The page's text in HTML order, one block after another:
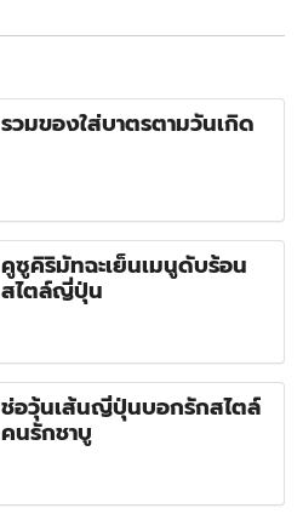
รวมของใส่บาตรตามวันเกิด
คูซูคิริมัทฉะเย็นเมนูดับร้อน
สไตล์ญี่ปุ่น
ช่อวุ้นเส้นญี่ปุ่นบอกรักสไตล์
คนรักชาบู